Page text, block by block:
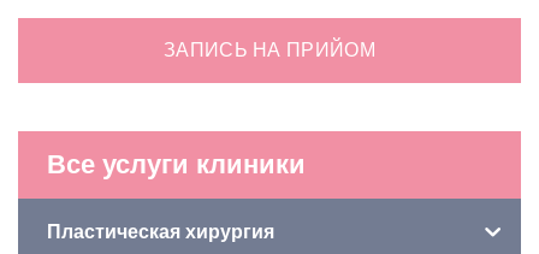
Все услуги клиники
Пластическая хирургия
ЗАПИСЬ НА ПРИЙОМ